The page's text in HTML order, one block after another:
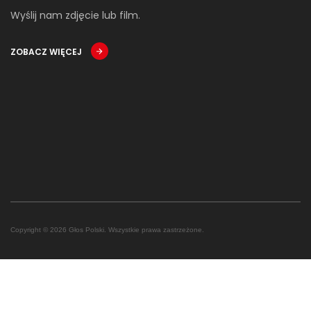
Wyślij nam zdjęcie lub film.
ZOBACZ WIĘCEJ
Copyright © 2026 Głos Polski. Wszystkie prawa zastrzeżone.